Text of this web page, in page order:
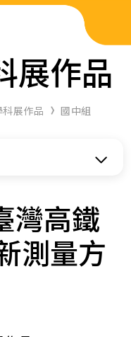
展作品
科展作品 國中組
灣高鐵
測量方